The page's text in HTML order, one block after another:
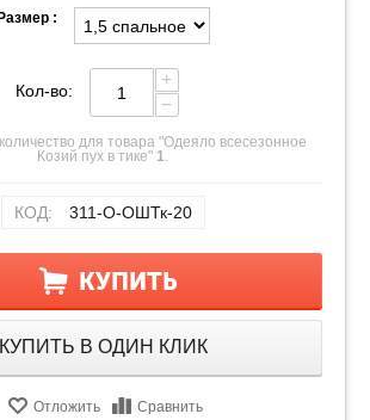
Размер :
Кол-во:
+
−
для товара "Одеяло всесезонное
Козий пух в тике" 1.
КОД: 311-О-ОШТк-20
КУПИТЬ
КУПИТЬ В ОДИН КЛИК
Отложить Сравнить